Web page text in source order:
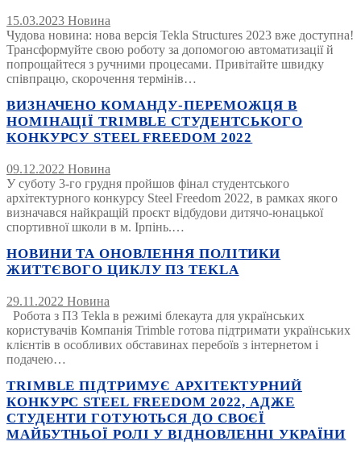
15.03.2023 Новина
Чудова новина: нова версія Tekla Structures 2023 вже доступна!
Трансформуйте свою роботу за допомогою автоматизації й
попрощайтеся з ручними процесами. Привітайте швидку
співпрацю, скорочення термінів…
ВИЗНАЧЕНО КОМАНДУ-ПЕРЕМОЖЦЯ В
НОМІНАЦІЇ TRIMBLE СТУДЕНТСЬКОГО
КОНКУРСУ STEEL FREEDOM 2022
09.12.2022 Новина
У суботу 3-го грудня пройшов фінал студентського
архітектурного конкурсу Steel Freedom 2022, в рамках якого
визначався найкращій проєкт відбудови дитячо-юнацької
спортивної школи в м. Ірпінь.…
НОВИНИ ТА ОНОВЛЕННЯ ПОЛІТИКИ
ЖИТТЄВОГО ЦИКЛУ ПЗ TEKLA
29.11.2022 Новина
Робота з ПЗ Tekla в режимі блекаута для українських
користувачів Компанія Trimble готова підтримати українських
клієнтів в особливих обставинах перебоїв з інтернетом і
подачею…
TRIMBLE ПІДТРИМУЄ АРХІТЕКТУРНИЙ
КОНКУРС STEEL FREEDOM 2022, АДЖЕ
СТУДЕНТИ ГОТУЮТЬСЯ ДО СВОЄЇ
МАЙБУТНЬОЇ РОЛІ У ВІДНОВЛЕННІ УКРАЇНИ